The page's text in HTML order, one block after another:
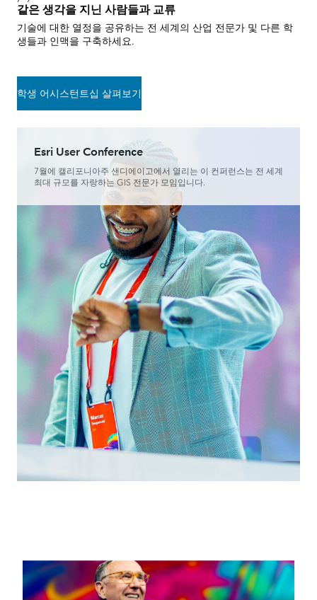
같은 생각을 지닌 사람들과 교류
기술에 대한 열정을 공유하는 전 세계의 산업 전문가 및 다른 학
생들과 인맥을 구축하세요.
학생 어시스턴트십 살펴보기
Esri User Conference
7월에 캘리포니아주 샌디에이고에서 열리는 이 컨퍼런스는 전 세계
최대 규모를 자랑하는 GIS 전문가 모임입니다.